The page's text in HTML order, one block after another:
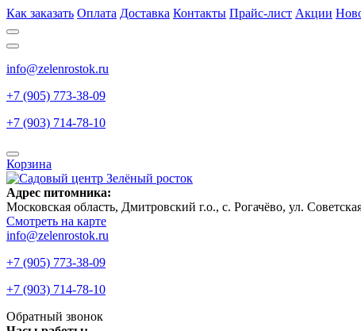
Как заказать Оплата Доставка Контакты Прайс-лист Акции
info@zelenrostok.ru
+7 (905) 773-38-09
+7 (903) 714-78-10
Корзина
Адрес питомника:
Московская область, Дмитровcкий г.о., с. Рогачёво, ул.
Смотреть на карте
info@zelenrostok.ru
+7 (905) 773-38-09
+7 (903) 714-78-10
Обратный звонок